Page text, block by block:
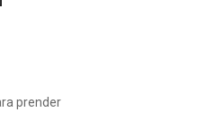
prender